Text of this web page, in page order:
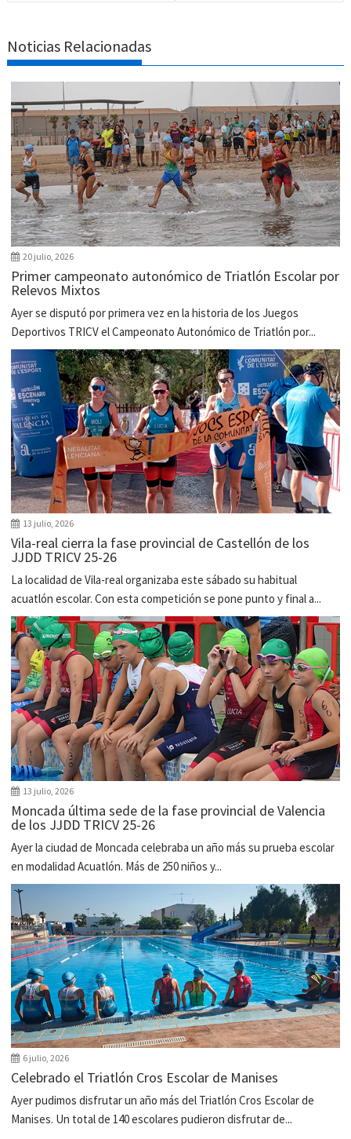
Noticias Relacionadas
20 julio, 2026
Primer campeonato autonómico de Triatlón Escolar por
Relevos Mixtos
Ayer se disputó por primera vez en la historia de los Juegos
Deportivos TRICV el Campeonato Autonómico de Triatlón por...
13 julio, 2026
Vila-real cierra la fase provincial de Castellón de los
JJDD TRICV 25-26
La localidad de Vila-real organizaba este sábado su habitual
acuatlón escolar. Con esta competición se pone punto y final a...
13 julio, 2026
Moncada última sede de la fase provincial de Valencia
de los JJDD TRICV 25-26
Ayer la ciudad de Moncada celebraba un año más su prueba escolar
en modalidad Acuatlón. Más de 250 niños y...
6 julio, 2026
Celebrado el Triatlón Cros Escolar de Manises
Ayer pudimos disfrutar un año más del Triatlón Cros Escolar de
Manises. Un total de 140 escolares pudieron disfrutar de...